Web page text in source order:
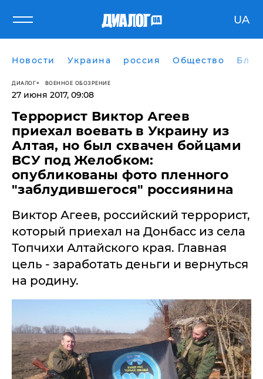
UA
Новости Украина россия Общество
ДИАЛОГ ВОЕННОЕ ОБОЗРЕНИЕ
27 июня 2017, 09:08
​Террорист Виктор Агеев
приехал воевать в Украину из
Алтая, но был схвачен бойцами
ВСУ под Желобком:
опубликованы фото пленного
"заблудившегося" россиянина
Виктор Агеев, российский террорист,
который приехал на Донбасс из села
Топчихи Алтайского края. Главная
цель - заработать деньги и вернуться
на родину.